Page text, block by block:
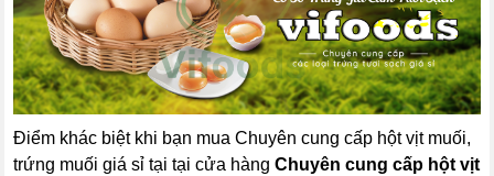
Điểm khác biệt khi bạn mua Chuyên cung cấp hột vịt muối,
trứng muối giá sỉ tại tại cửa hàngChuyên cung cấp hột vịt